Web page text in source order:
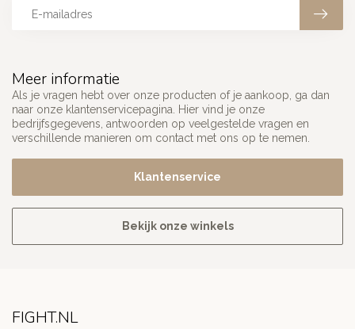
Meer informatie
Als je vragen hebt over onze producten of je aankoop, ga dan
naar onze klantenservicepagina. Hier vind je onze
bedrijfsgegevens, antwoorden op veelgestelde vragen en
verschillende manieren om contact met ons op te nemen.
Klantenservice
Bekijk onze winkels
FIGHT.NL